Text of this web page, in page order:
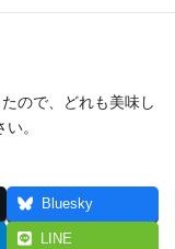
ので、どれも美味し
。
Bluesky
LINE